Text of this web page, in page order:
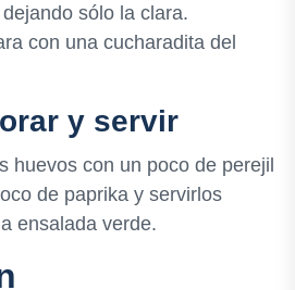
sólo la clara.
con una cucharadita del
y servir
huevos con un poco de perejil
de paprika y servirlos
ensalada verde.